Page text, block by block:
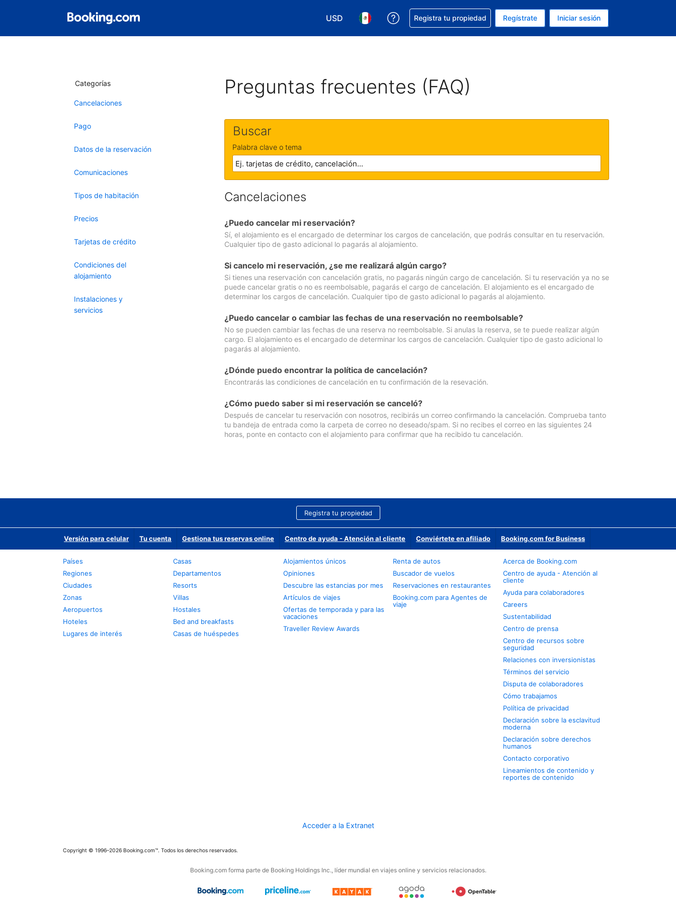
USD
Elegir tu moneda. Tu moneda actual es Dólar de EEUU
Elegir el idioma que prefieres. Tu idioma actual es Español (México)
Obtener ayuda con la reservación
Registra tu propiedad Regístrate Iniciar sesión
Categorías
Cancelaciones
Pago
Datos de la reservación
Comunicaciones
Tipos de habitación
Precios
Tarjetas de crédito
Condiciones del
alojamiento
Instalaciones y
servicios
Preguntas frecuentes (FAQ)
Buscar
Palabra clave o tema
Cancelaciones
¿Puedo cancelar mi reservación?
Sí, el alojamiento es el encargado de determinar los cargos de cancelación, que podrás consultar en tu reservación.
Cualquier tipo de gasto adicional lo pagarás al alojamiento.
Si cancelo mi reservación, ¿se me realizará algún cargo?
Si tienes una reservación con cancelación gratis, no pagarás ningún cargo de cancelación. Si tu reservación ya no se
puede cancelar gratis o no es reembolsable, pagarás el cargo de cancelación. El alojamiento es el encargado de
determinar los cargos de cancelación. Cualquier tipo de gasto adicional lo pagarás al alojamiento.
¿Puedo cancelar o cambiar las fechas de una reservación no reembolsable?
No se pueden cambiar las fechas de una reserva no reembolsable. Si anulas la reserva, se te puede realizar algún
cargo. El alojamiento es el encargado de determinar los cargos de cancelación. Cualquier tipo de gasto adicional lo
pagarás al alojamiento.
¿Dónde puedo encontrar la política de cancelación?
Encontrarás las condiciones de cancelación en tu confirmación de la resevación.
¿Cómo puedo saber si mi reservación se canceló?
Después de cancelar tu reservación con nosotros, recibirás un correo confirmando la cancelación. Comprueba tanto
tu bandeja de entrada como la carpeta de correo no deseado/spam. Si no recibes el correo en las siguientes 24
horas, ponte en contacto con el alojamiento para confirmar que ha recibido tu cancelación.
Registra tu propiedad
Versión para celular Tu cuenta Gestiona tus reservas online Centro de ayuda - Atención al cliente Conviértete en afiliado Booking.com for Business
Países
Regiones
Ciudades
Zonas
Aeropuertos
Hoteles
Lugares de interés
Casas
Departamentos
Resorts
Villas
Hostales
Bed and breakfasts
Casas de huéspedes
Alojamientos únicos
Opiniones
Descubre las estancias por mes
Artículos de viajes
Ofertas de temporada y para las
vacaciones
Traveller Review Awards
Renta de autos
Buscador de vuelos
Reservaciones en restaurantes
Booking.com para Agentes de
viaje
Acerca de Booking.com
Centro de ayuda - Atención al
cliente
Ayuda para colaboradores
Careers
Sustentabilidad
Centro de prensa
Centro de recursos sobre
seguridad
Relaciones con inversionistas
Términos del servicio
Disputa de colaboradores
Cómo trabajamos
Política de privacidad
Declaración sobre la esclavitud
moderna
Declaración sobre derechos
humanos
Contacto corporativo
Lineamientos de contenido y
reportes de contenido
Acceder a la Extranet
Copyright © 1996–2026 Booking.com™. Todos los derechos reservados.
Booking.com forma parte de Booking Holdings Inc., líder mundial en viajes online y servicios relacionados.